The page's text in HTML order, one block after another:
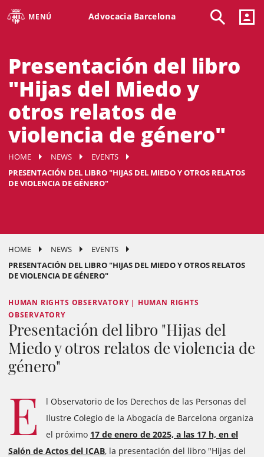
MENÚ Advocacia Barcelona
Presentación del libro
"Hijas del Miedo y
otros relatos de
violencia de género"
HOME NEWS
EVENTS
PRESENTACIÓN DEL LIBRO "HIJAS DEL MIEDO Y OTROS RELATOS
DE VIOLENCIA DE GÉNERO"
HOME NEWS
EVENTS
PRESENTACIÓN DEL LIBRO "HIJAS DEL MIEDO Y OTROS RELATOS
DE VIOLENCIA DE GÉNERO"
HUMAN RIGHTS OBSERVATORY | HUMAN RIGHTS
OBSERVATORY
Presentación del libro "Hijas del
Miedo y otros relatos de violencia de
género"
E
l Observatorio de los Derechos de las Personas del
Ilustre Colegio de la Abogacía de Barcelona organiza
el próximo 17 de enero de 2025, a las 17 h, en el
Salón de Actos del ICAB, la presentación del libro "Hijas del